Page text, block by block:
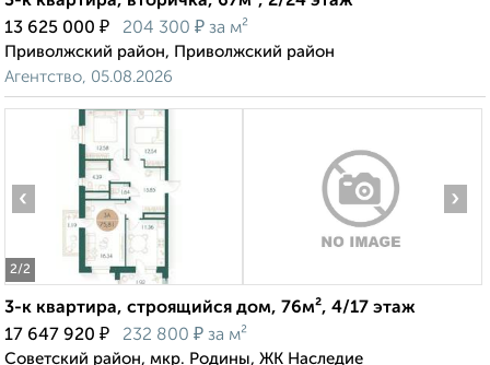
13 625 000 ₽ 204 300 ₽ за м²
Приволжский район, Приволжский район
Агентство, 05.08.2026
2/2
‹ ›
3-к квартира, строящийся дом, 76м², 4/17 этаж
17 647 920 ₽ 232 800 ₽ за м²
Советский район, мкр. Родины, ЖК Наследие